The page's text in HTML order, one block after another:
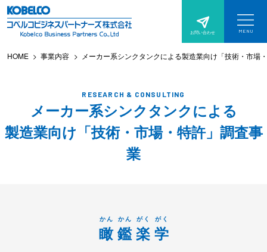
本
文
ス
お問い合わせ
イ
ト
メ
ュ
ー
MENU
イ
メ
HOME 事業内容 メーカー系シンクタンクによる製造業向け「技術・市場
RESEARCH & CONSULTING
メーカー系シンクタンクによる
製造業向け「技術・市場・特許」調査事
業
瞰
かん
鑑
かん
楽
がく
学
がく